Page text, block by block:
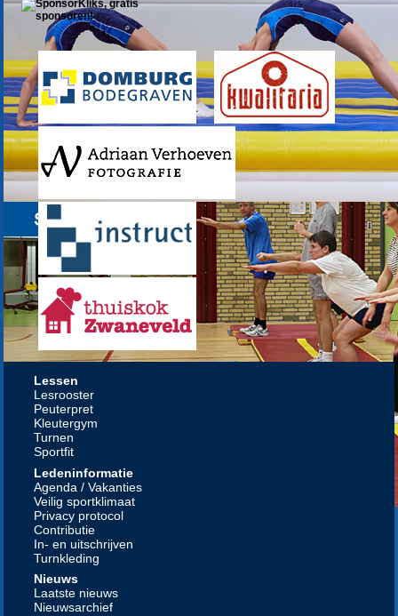
Lessen
Lesrooster
Peuterpret
Kleutergym
Turnen
Sportfit
Ledeninformatie
Agenda / Vakanties
Veilig sportklimaat
Privacy protocol
Contributie
In- en uitschrijven
Turnkleding
Nieuws
Laatste nieuws
Nieuwsarchief